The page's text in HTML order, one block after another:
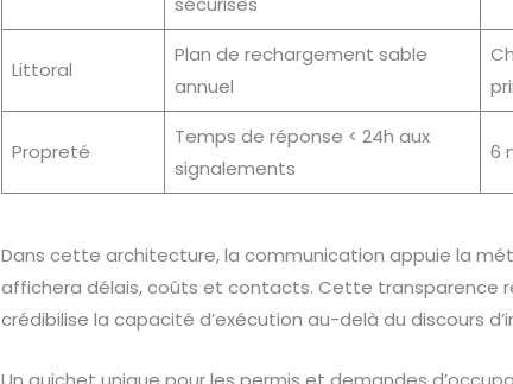
Littoral
Plan de rechargement sable
annuel
Propreté
Temps de réponse < 24h aux
signalements
6
Dans cette architecture, la communication appuie la
affichera délais, coûts et contacts. Cette transparence
crédibilise la capacité d’exécution au-delà du discours